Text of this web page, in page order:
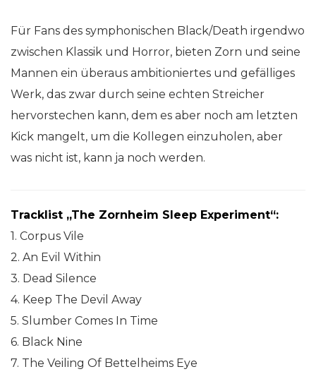
Für Fans des symphonischen Black/Death irgendwo
zwischen Klassik und Horror, bieten Zorn und seine
Mannen ein überaus ambitioniertes und gefälliges
Werk, das zwar durch seine echten Streicher
hervorstechen kann, dem es aber noch am letzten
Kick mangelt, um die Kollegen einzuholen, aber
was nicht ist, kann ja noch werden.
Tracklist „The Zornheim Sleep Experiment“:
1. Corpus Vile
2. An Evil Within
3. Dead Silence
4. Keep The Devil Away
5. Slumber Comes In Time
6. Black Nine
7. The Veiling Of Bettelheims Eye